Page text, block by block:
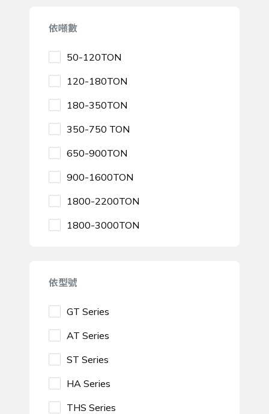
依噸數
50-120TON
120-180TON
180-350TON
350-750 TON
650-900TON
900-1600TON
1800-2200TON
1800-3000TON
依型號
GT Series
AT Series
ST Series
HA Series
THS Series